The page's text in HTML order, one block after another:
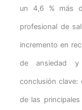
un 4,6 % más
profesional de
incremento en
de ansiedad y
conclusión clave:
de las